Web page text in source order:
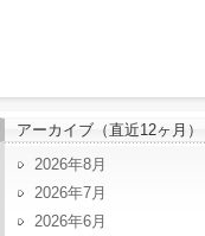
アーカイブ（直近12ヶ月）
2026年8月
2026年7月
2026年6月